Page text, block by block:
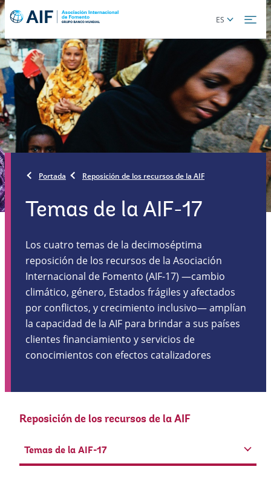
Skip
main
content
Global
toggler
ES
Portada Reposición de los recursos de la AIF
Temas de la AIF-17
Los cuatro temas de la decimoséptima
reposición de los recursos de la Asociación
Internacional de Fomento (AIF-17) —cambio
climático, género, Estados frágiles y afectados
por conflictos, y crecimiento inclusivo— amplían
la capacidad de la AIF para brindar a sus países
clientes financiamiento y servicios de
conocimientos con efectos catalizadores
Reposición de los recursos de la AIF
Temas de la AIF-17